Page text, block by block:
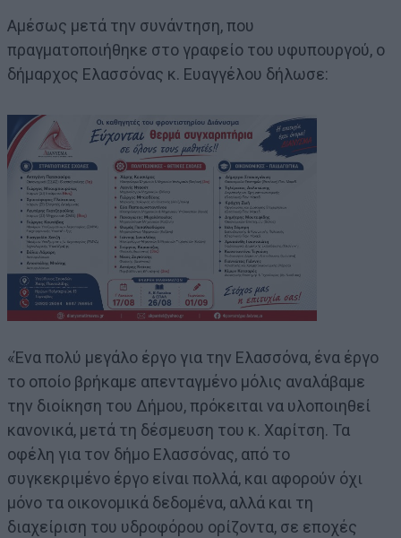
Αμέσως μετά την συνάντηση, που
πραγματοποιήθηκε στο γραφείο του υφυπουργού, ο
δήμαρχος Ελασσόνας κ. Ευαγγέλου δήλωσε:
«Ένα πολύ μεγάλο έργο για την Ελασσόνα, ένα έργο
το οποίο βρήκαμε απενταγμένο μόλις αναλάβαμε
την διοίκηση του Δήμου, πρόκειται να υλοποιηθεί
κανονικά, μετά τη δέσμευση του κ. Χαρίτση. Τα
οφέλη για τον δήμο Ελασσόνας, από το
συγκεκριμένο έργο είναι πολλά, και αφορούν όχι
μόνο τα οικονομικά δεδομένα, αλλά και τη
διαχείριση του υδροφόρου ορίζοντα, σε εποχές